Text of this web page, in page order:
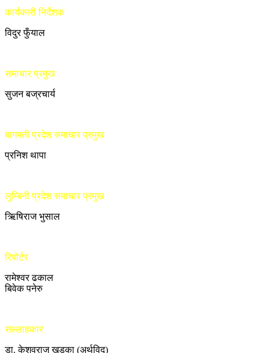
कार्यकारी निर्देशक
विदुर फुँयाल
समाचार प्रमुख
सुजन बज्रचार्य
बागमती प्रदेश समाचार प्रमुख
प्रनिश थापा
लुम्बिनी प्रदेश समाचार प्रमुख
ऋिषिराज भुसाल
रिपोर्टर
रामेश्वर ढकाल
बिवेक पनेरु
सल्लाहकार
डा. केशवराज खड्का (अर्थविद्)